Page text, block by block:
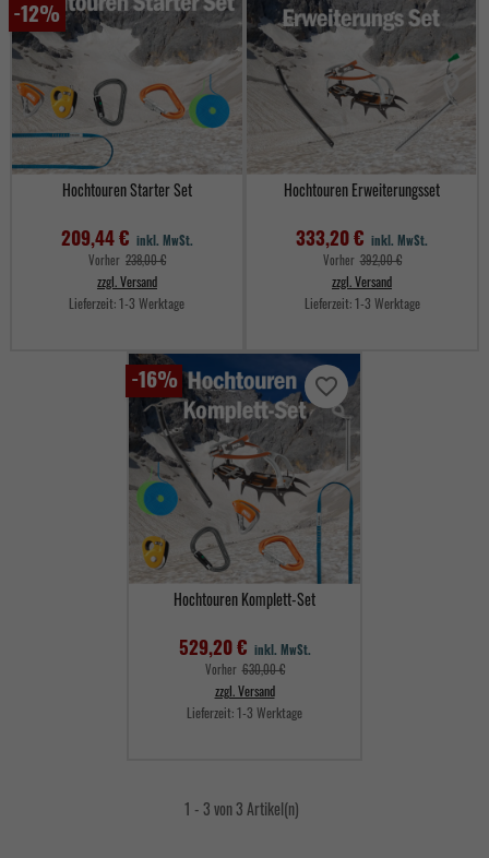
Hochtouren Starter Set
209,44 € inkl. MwSt.
Vorher Verkaufspreis
238,00 €
zzgl. Versand
Lieferzeit:1-3 Werktage
-12%
Hochtouren Erweiterungsset
333,20 € inkl. MwSt.
Vorher Verkaufspreis
392,00 €
zzgl. Versand
Lieferzeit:1-3 Werktage
Hochtouren Komplett-Set
529,20 € inkl. MwSt.
Vorher Verkaufspreis
630,00 €
zzgl. Versand
Lieferzeit:1-3 Werktage
-16% favorite_border
1 - 3 von 3 Artikel(n)